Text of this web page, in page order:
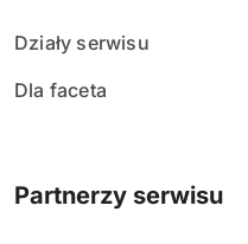
Działy serwisu
Dla faceta
Partnerzy serwisu